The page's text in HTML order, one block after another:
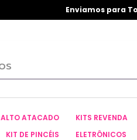
Enviamos para
ALTO ATACADO KITS REVENDA
KIT DE PINCÉIS ELETRÔNICOS